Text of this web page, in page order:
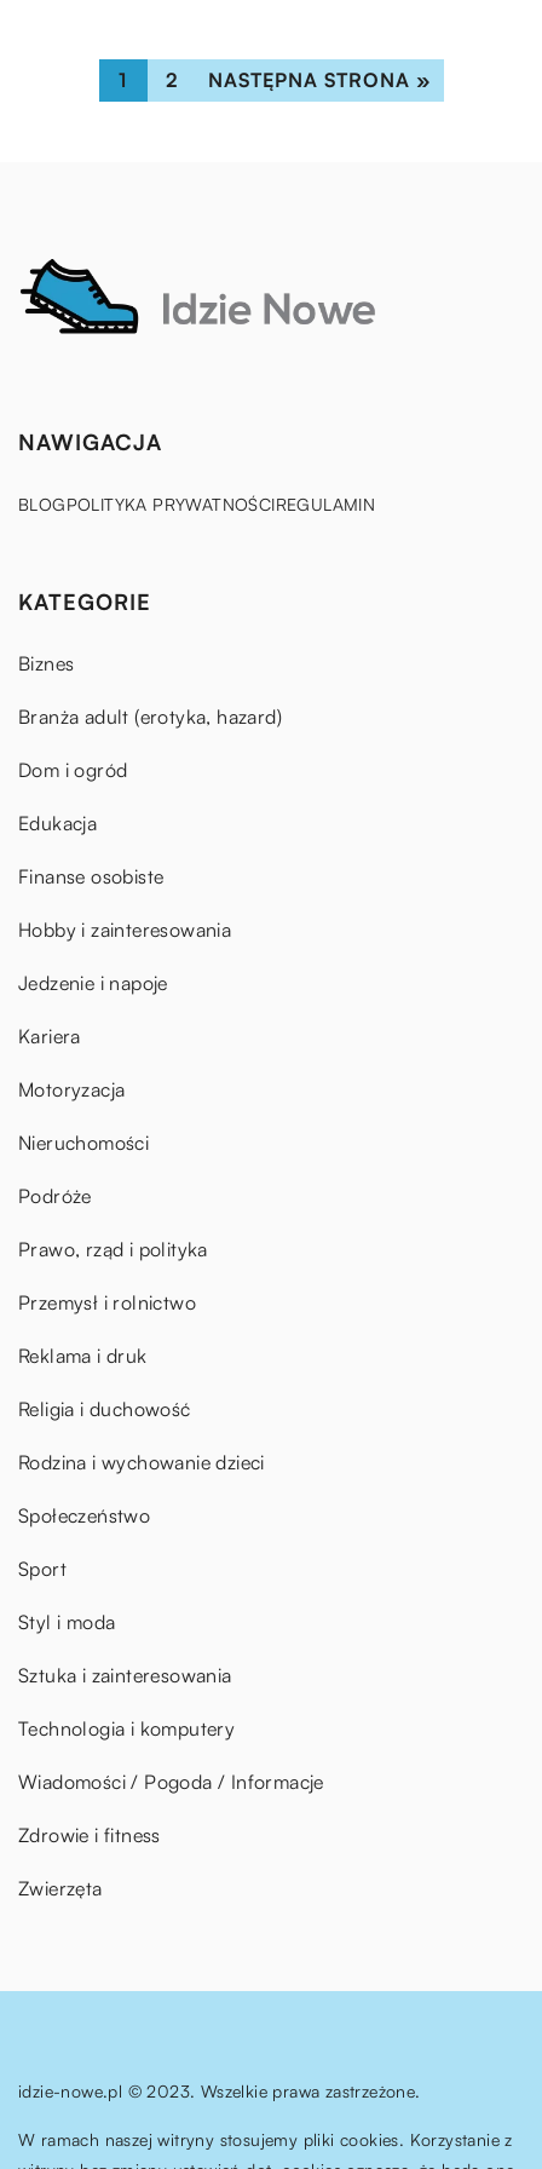
1 2 NASTĘPNA STRONA »
NAWIGACJA
BLOGPOLITYKA PRYWATNOŚCIREGULAMIN
KATEGORIE
Biznes
Branża adult (erotyka, hazard)
Dom i ogród
Edukacja
Finanse osobiste
Hobby i zainteresowania
Jedzenie i napoje
Kariera
Motoryzacja
Nieruchomości
Podróże
Prawo, rząd i polityka
Przemysł i rolnictwo
Reklama i druk
Religia i duchowość
Rodzina i wychowanie dzieci
Społeczeństwo
Sport
Styl i moda
Sztuka i zainteresowania
Technologia i komputery
Wiadomości / Pogoda / Informacje
Zdrowie i fitness
Zwierzęta
idzie-nowe.pl © 2023. Wszelkie prawa zastrzeżone.
W ramach naszej witryny stosujemy pliki cookies. Korzystanie z